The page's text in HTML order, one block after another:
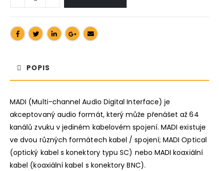
POPIS
MADI (Multi-channel Audio Digital Interface) je
akceptovaný audio formát, který může přenášet až 64
kanálů zvuku v jediném kabelovém spojení. MADI existuje
ve dvou různých formátech kabel / spojení; MADI Optical
(optický kabel s konektory typu SC) nebo MADI koaxiální
kabel (koaxiální kabel s konektory BNC).